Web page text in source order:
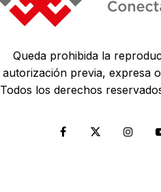
Queda prohibida la
autorización previa, expresa
Todos los derechos